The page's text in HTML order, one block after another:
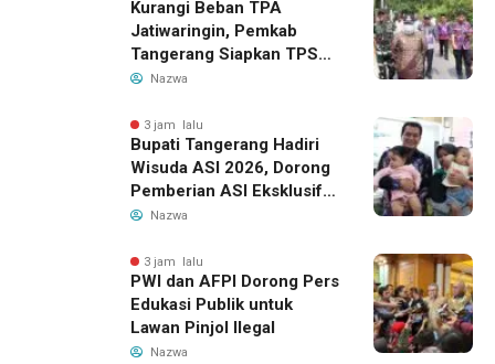
Kurangi Beban TPA
Jatiwaringin, Pemkab
Tangerang Siapkan TPS3R
Baru di Tigaraksa
Nazwa
3 jam lalu
Bupati Tangerang Hadiri
Wisuda ASI 2026, Dorong
Pemberian ASI Eksklusif
untuk Wujudkan Generasi
Nazwa
3 jam lalu
PWI dan AFPI Dorong Pers
Edukasi Publik untuk
Lawan Pinjol Ilegal
Nazwa